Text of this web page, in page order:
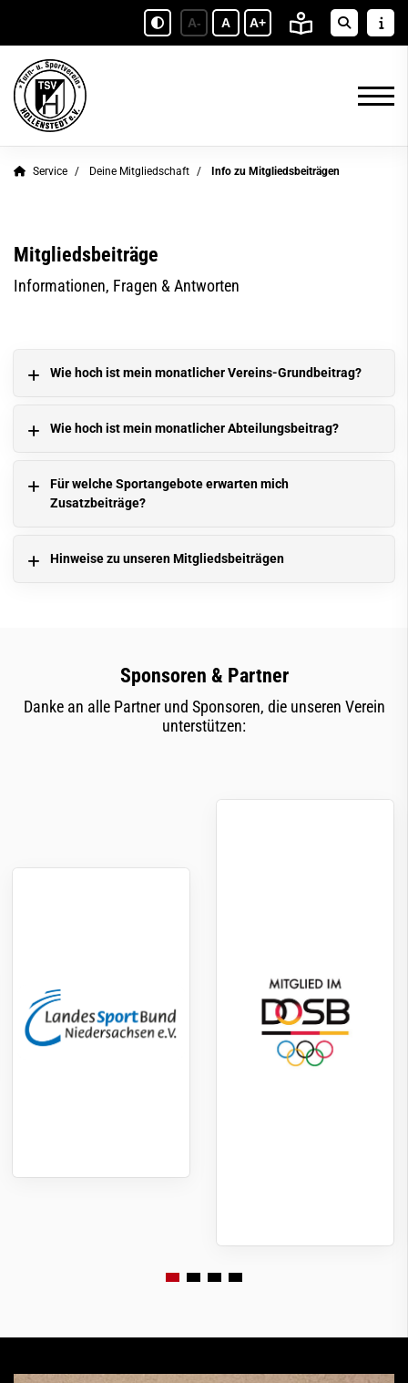
A- A A+
Service Deine Mitgliedschaft Info zu Mitgliedsbeiträgen
Mitgliedsbeiträge
Informationen, Fragen & Antworten
Wie hoch ist mein monatlicher Vereins-Grundbeitrag?
Wie hoch ist mein monatlicher Abteilungsbeitrag?
Für welche Sportangebote erwarten mich
Zusatzbeiträge?
Hinweise zu unseren Mitgliedsbeiträgen
Sponsoren & Partner
Danke an alle Partner und Sponsoren, die unseren Verein
unterstützen: